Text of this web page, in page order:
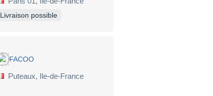
Livraison possible
FACOO
Puteaux, Ile-de-France